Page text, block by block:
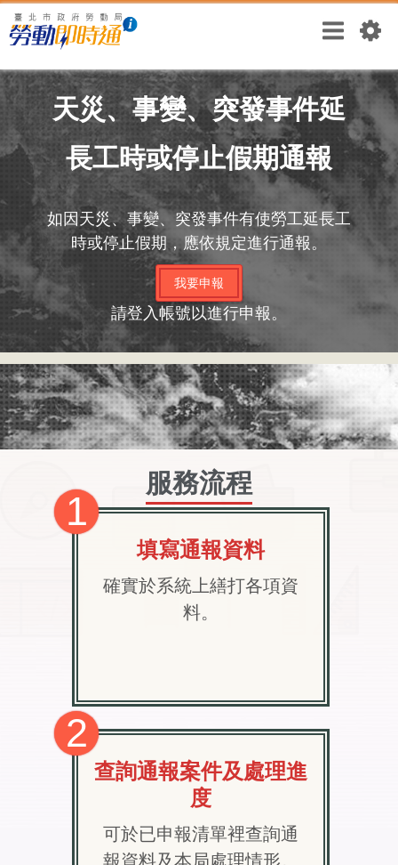
天災、事變、突發事件延
長工時或停止假期通報
如因天災、事變、突發事件有使勞工延長工
時或停止假期，應依規定進行通報。
我要申報
請登入帳號以進行申報。
服務流程
1
填寫通報資料
確實於系統上繕打各項資
料。
2
查詢通報案件及處理進
度
可於已申報清單裡查詢通
報資料及本局處理情形。